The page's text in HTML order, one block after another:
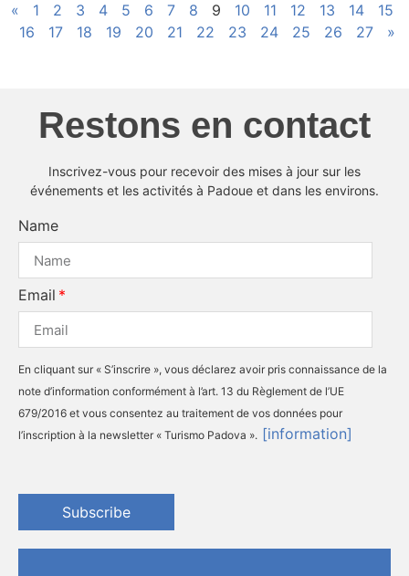
« 1 2 3 4 5 6 7 8 9 10 11 12 13 14
15
16
17 18 19 20 21 22 23 24 25 26 27 »
Restons en contact
Inscrivez-vous pour recevoir des mises à jour sur les
événements et les activités à Padoue et dans les environs.
Name
Email
En cliquant sur « S’inscrire », vous déclarez avoir pris connaissance de la
note d’information conformément à l’art. 13 du Règlement de l’UE
679/2016 et vous consentez au traitement de vos données pour
l’inscription à la newsletter « Turismo Padova ». [information]
Subscribe